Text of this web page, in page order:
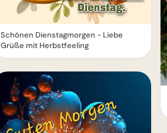
Schönen Dienstagmorgen - Liebe
Grüße mit Herbstfeeling